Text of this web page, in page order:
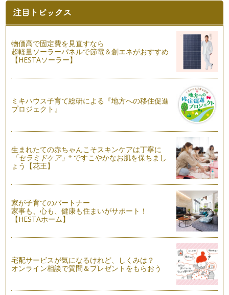
私の運営している北海道の育児ポータルサイト「ママナビ」で
は、これから働きたいと考えるママ向…
物価高で固定費を見直すなら
超軽量ソーラーパネルで節電＆創エネがおすすめ
【HESTAソーラー】
ミキハウス子育て総研による『地方への移住促進
プロジェクト』
生まれたての赤ちゃんこそスキンケアは丁寧に
「セラミドケア」※ ですこやかなお肌を保ちまし
ょう【花王】
家が子育てのパートナー
家事も、心も、健康も住まいがサポート！
【HESTAホーム】
宅配サービスが気になるけれど、しくみは？
オンライン相談で質問＆プレゼントをもらおう